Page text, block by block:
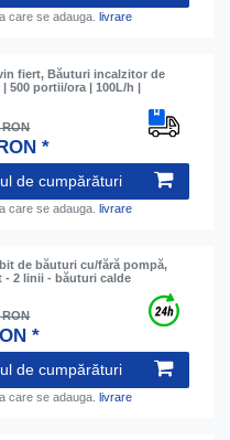
care se adauga.livrare
fiert, Băuturi incalzitor de
500 portii/ora | 100L/h |
RON
*
de cumpărături
care se adauga.livrare
de băuturi cu/fără pompă,
- 2 linii - băuturi calde
RON
*
de cumpărături
care se adauga.livrare